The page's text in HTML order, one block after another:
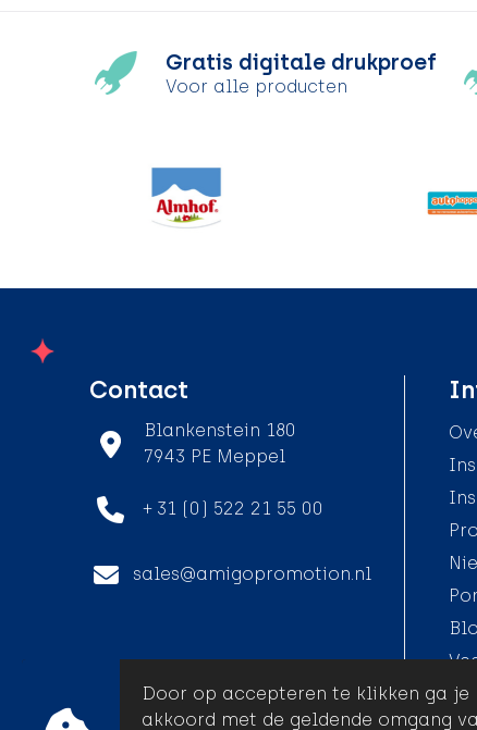
Gratis digitale drukproef
Voor alle producten
Contact
Blankenstein 180
7943 PE Meppel
+ 31 (0) 522 21 55 00
sales@amigopromotion.nl
Door op accepteren te klikken ga je
akkoord met de geldende omgang